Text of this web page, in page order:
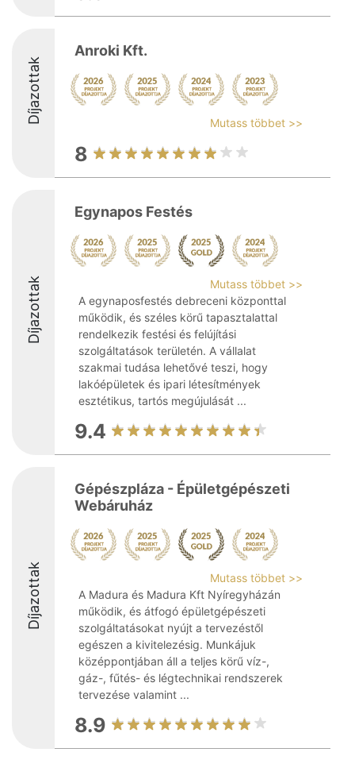
Díjazottak
Anroki Kft.
Mutass többet >>
8
Díjazottak
Egynapos Festés
Mutass többet >>
A egynaposfestés debreceni központtal
működik, és széles körű tapasztalattal
rendelkezik festési és felújítási
szolgáltatások területén. A vállalat
szakmai tudása lehetővé teszi, hogy
lakóépületek és ipari létesítmények
esztétikus, tartós megújulását ...
9.4
Díjazottak
Gépészpláza - Épületgépészeti
Webáruház
Mutass többet >>
A Madura és Madura Kft Nyíregyházán
működik, és átfogó épületgépészeti
szolgáltatásokat nyújt a tervezéstől
egészen a kivitelezésig. Munkájuk
középpontjában áll a teljes körű víz-,
gáz-, fűtés- és légtechnikai rendszerek
tervezése valamint ...
8.9